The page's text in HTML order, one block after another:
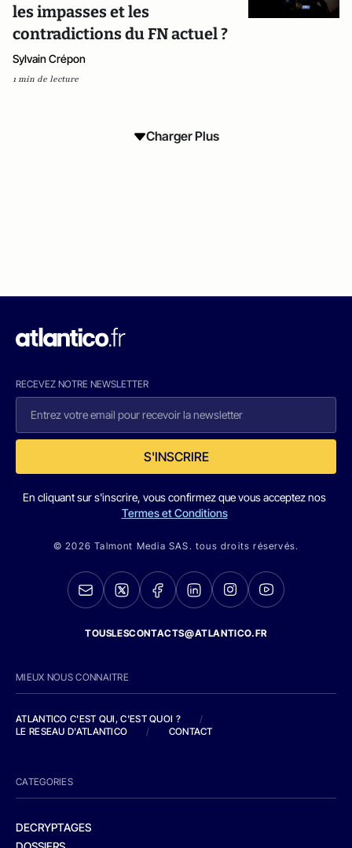
les impasses et les
contradictions du FN actuel ?
Sylvain Crépon
1 min de lecture
Charger Plus
RECEVEZ NOTRE NEWSLETTER
S'INSCRIRE
En cliquant sur s'inscrire, vous confirmez que vous acceptez nos
Termes et Conditions
© 2026 Talmont Media SAS. tous droits réservés.
TOUSLESCONTACTS@ATLANTICO.FR
MIEUX NOUS CONNAITRE
ATLANTICO C'EST QUI, C'EST QUOI ?
/
LE RESEAU D'ATLANTICO
/ CONTACT
CATEGORIES
DECRYPTAGES